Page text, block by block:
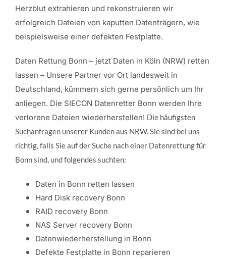
Herzblut extrahieren und rekonstruieren wir
erfolgreich Dateien von kaputten Datenträgern, wie
beispielsweise einer defekten Festplatte.
Daten Rettung Bonn – jetzt Daten in Köln (NRW) retten
lassen – Unsere Partner vor Ort landesweit in
Deutschland, kümmern sich gerne persönlich um Ihr
anliegen. Die SIECON Datenretter Bonn werden Ihre
verlorene Dateien wiederherstellen! Die häufigsten
Suchanfragen unserer Kunden aus NRW. Sie sind bei uns
richtig, falls Sie auf der Suche nach einer Datenrettung für
Bonn sind, und folgendes suchten:
Daten in Bonn retten lassen
Hard Disk recovery Bonn
RAID recovery Bonn
NAS Server recovery Bonn
Datenwiederherstellung in Bonn
Defekte Festplatte in Bonn reparieren